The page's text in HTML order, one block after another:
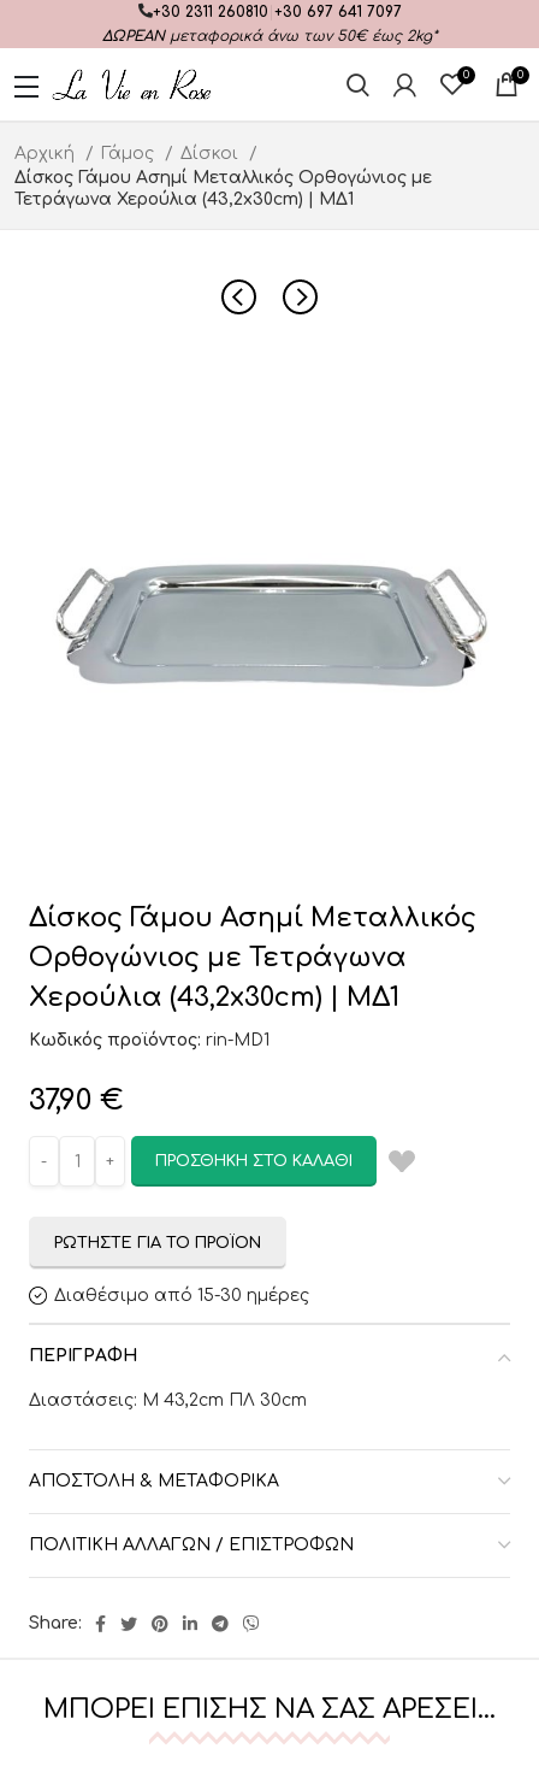
+30 2311 260810 +30 697 641 7097
ΔΩΡΕΑΝμεταφορικά άνω των 50€ έως 2kg*
0 0
Αρχική Γάμος
Δίσκοι
Δίσκος Γάμου Ασημί Μεταλλικός Ορθογώνιος με
Τετράγωνα Χερούλια (43,2x30cm) | ΜΔ1
Δίσκος Γάμου Ασημί Μεταλλικός
Ορθογώνιος με Τετράγωνα
Χερούλια (43,2x30cm) | ΜΔ1
Κωδικός προϊόντος: rin-MD1
37,90 €
ΠΡΟΣΘΉΚΗ ΣΤΟ ΚΑΛΆΘΙ
ΡΩΤΉΣΤΕ ΓΙΑ ΤΟ ΠΡΟΪΌΝ
Διαθέσιμο από 15-30 ημέρες
ΠΕΡΙΓΡΑΦΉ
Διαστάσεις: Μ 43,2cm ΠΛ 30cm
ΑΠΟΣΤΟΛΉ & ΜΕΤΑΦΟΡΙΚΆ
ΠΟΛΙΤΙΚΉ ΑΛΛΑΓΏΝ / ΕΠΙΣΤΡΟΦΏΝ
Share:
ΜΠΟΡΕΊ ΕΠΊΣΗΣ ΝΑ ΣΑΣ ΑΡΈΣΕΙ…